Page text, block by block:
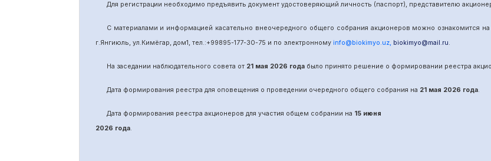
Для регистрации необходимо предъявить документ удостоверяющий личность (паспорт), представителю
С материалами и информацией касательно внеочередного общего собрания акционеров можно ознакомится
г.Янгиюль, ул.Кимёгар, дом1, тел.:+99895-177-30-75 и по электронному info@biokimyo.uz, biokimyo@mail.ru.
На заседании наблюдательного совета от 21 мая 2026 годабыло принято решение о формировании реестра
Дата формирования реестра для оповещения о проведении очередного общего собрания на 21 мая 2026 года.
Дата формирования реестра акционеров для участия общем собрании на 15 июня
2026 года.